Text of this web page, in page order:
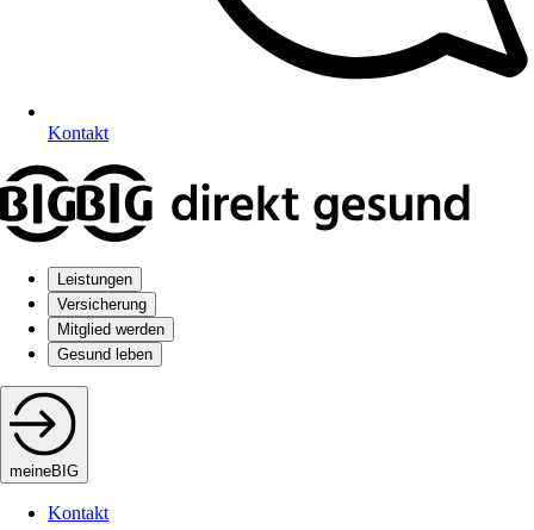
Kontakt
Leistungen
Versicherung
Mitglied werden
Gesund leben
meineBIG
Kontakt